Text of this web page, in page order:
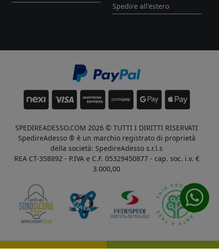
Spedire all'estero
SPEDIREADESSO.COM 2026 © TUTTI I DIRITTI RISERVATI
SpedireAdesso ® è un marchio registrato di proprietà
della società: SpedireAdesso s.r.l.s
REA CT-358892 - P.IVA e C.F. 05329450877 - cap. soc. i.v. €
3.000,00